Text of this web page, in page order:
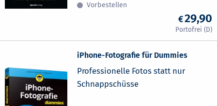
Vorbestellen
29,90
iPhone-Fotografie für Dummies
Professionelle Fotos statt nur
Schnappschüsse